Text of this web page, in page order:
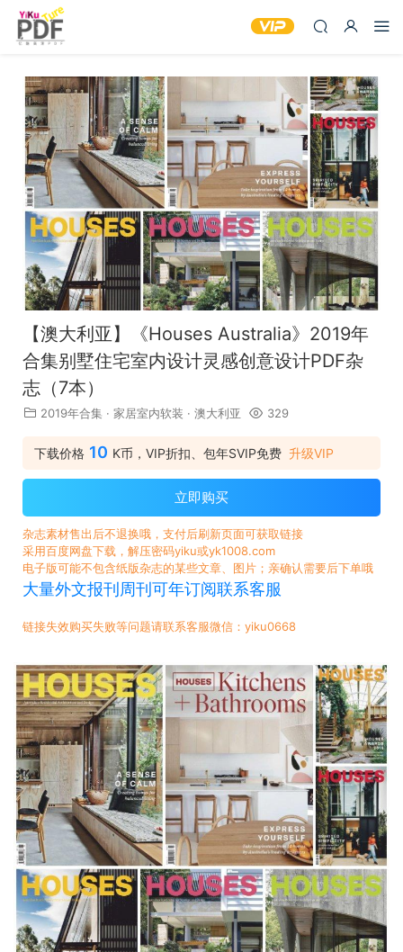
【澳大利亚】《Houses Australia》2019年
合集别墅住宅室内设计灵感创意设计PDF杂
志（7本）
2019年合集 · 家居室内软装 · 澳大利亚 329
下载价格 10 K币，VIP折扣、包年SVIP免费 升级VIP
立即购买
杂志素材售出后不退换哦，支付后刷新页面可获取链接
采用百度网盘下载，解压密码yiku或yk1008.com
电子版可能不包含纸版杂志的某些文章、图片；亲确认需要后下单哦
大量外文报刊周刊可年订阅联系客服
链接失效购买失败等问题请联系客服微信：yiku0668